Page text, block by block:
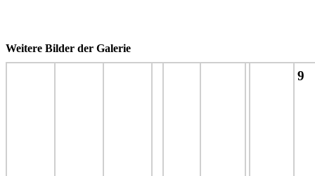
Weitere Bilder der Galerie
9